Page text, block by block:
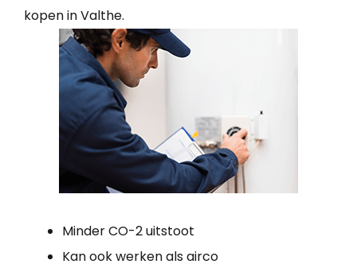
kopen in Valthe.
Minder CO-2 uitstoot
Kan ook werken als airco